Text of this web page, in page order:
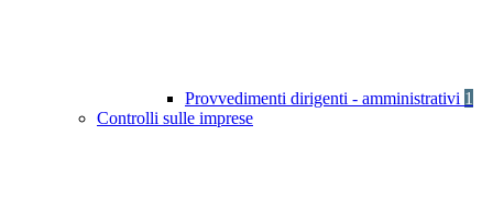
Provvedimenti dirigenti - amministrativi 1
Controlli sulle imprese